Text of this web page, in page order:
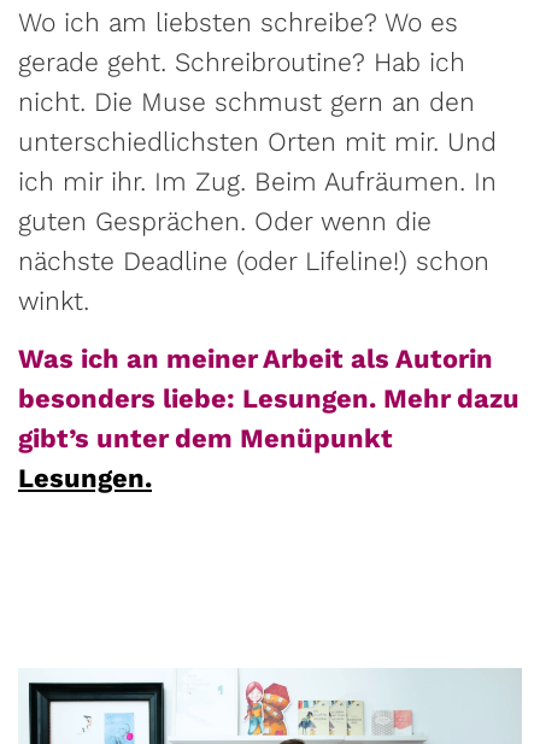
Wo ich am liebsten schreibe? Wo es
gerade geht. Schreibroutine? Hab ich
nicht. Die Muse schmust gern an den
unterschiedlichsten Orten mit mir. Und
ich mir ihr. Im Zug. Beim Aufräumen. In
guten Gesprächen. Oder wenn die
nächste Deadline (oder Lifeline!) schon
winkt.
Was ich an meiner Arbeit als Autorin
besonders liebe: Lesungen. Mehr dazu
gibt’s unter dem Menüpunkt
Lesungen.